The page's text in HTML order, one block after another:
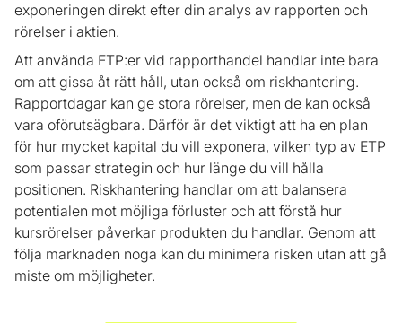
exponeringen direkt efter din analys av rapporten och
rörelser i aktien.
Att använda ETP:er vid rapporthandel handlar inte bara
om att gissa åt rätt håll, utan också om riskhantering.
Rapportdagar kan ge stora rörelser, men de kan också
vara oförutsägbara. Därför är det viktigt att ha en plan
för hur mycket kapital du vill exponera, vilken typ av ETP
som passar strategin och hur länge du vill hålla
positionen. Riskhantering handlar om att balansera
potentialen mot möjliga förluster och att förstå hur
kursrörelser påverkar produkten du handlar. Genom att
följa marknaden noga kan du minimera risken utan att gå
miste om möjligheter.